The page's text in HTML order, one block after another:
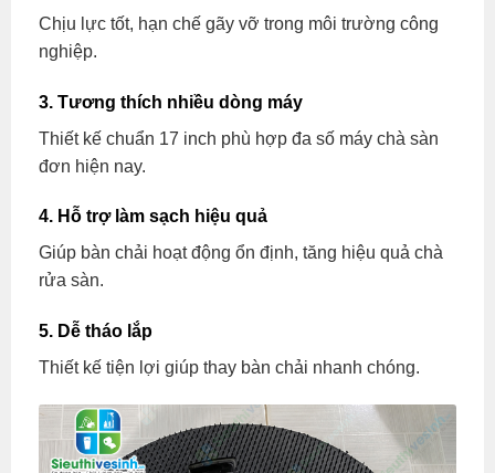
Chịu lực tốt, hạn chế gãy vỡ trong môi trường công
nghiệp.
3. Tương thích nhiều dòng máy
Thiết kế chuẩn 17 inch phù hợp đa số máy chà sàn
đơn hiện nay.
4. Hỗ trợ làm sạch hiệu quả
Giúp bàn chải hoạt động ổn định, tăng hiệu quả chà
rửa sàn.
5. Dễ tháo lắp
Thiết kế tiện lợi giúp thay bàn chải nhanh chóng.